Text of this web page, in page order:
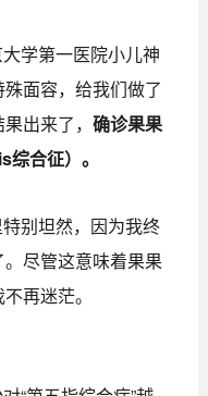
学第一医院小儿神
面容，给我们做了
出来了， 确诊果果
合征）。
别坦然，因为我终
尽管这意味着果果
再迷茫。